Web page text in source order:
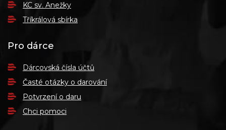
KC sv. Anežky
Tříkrálová sbírka
Pro dárce
Dárcovská čísla účtů
Časté otázky o darování
Potvrzení o daru
Chci pomoci